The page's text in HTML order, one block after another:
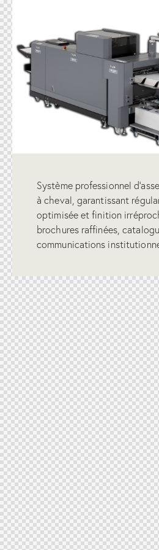
Système professionnel
à cheval, garantissant
optimisée et finition
brochures raffinées,
communications